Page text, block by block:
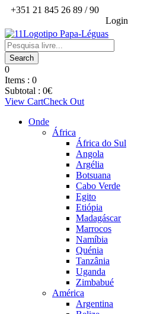
+351 21 845 26 89 / 90
Login
0
Items : 0
Subtotal : 0€
View CartCheck Out
Onde
África
África do Sul
Angola
Argélia
Botsuana
Cabo Verde
Egito
Etiópia
Madagáscar
Marrocos
Namíbia
Quénia
Tanzânia
Uganda
Zimbabué
América
Argentina